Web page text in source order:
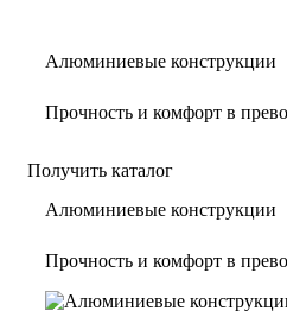
Алюминиевые конструкции
Прочность и комфорт в
Получить каталог
Алюминиевые конструкции
Прочность и комфорт в